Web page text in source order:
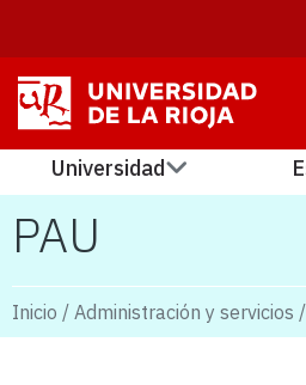
Universidad
PAU
Inicio / Administración y servicios /